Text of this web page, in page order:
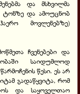
და მსხვილმა
ტონზე და ამოუცნობ
მოვლენებზე)
ჩვენებები და
საიდუმლოდ
წესი. ეს არ
გადაწყვიტა, რომ
და საყოველთაო